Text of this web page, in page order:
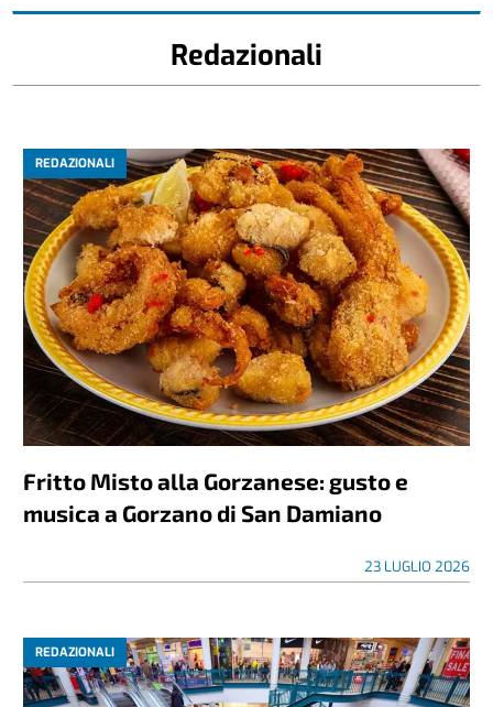
Redazionali
REDAZIONALI
Fritto Misto alla Gorzanese: gusto e
musica a Gorzano di San Damiano
23 LUGLIO 2026
REDAZIONALI